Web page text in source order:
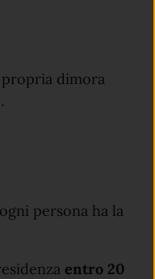
dimora
persona ha la
entro 20